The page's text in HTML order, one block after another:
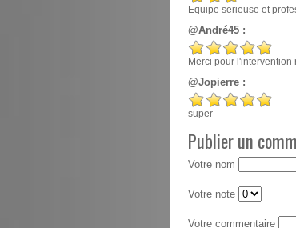
Equipe serieuse et
@André45 :
Merci pour l'intervention
@Jopierre :
super
Publier un
Votre nom
Votre note
Votre commentaire